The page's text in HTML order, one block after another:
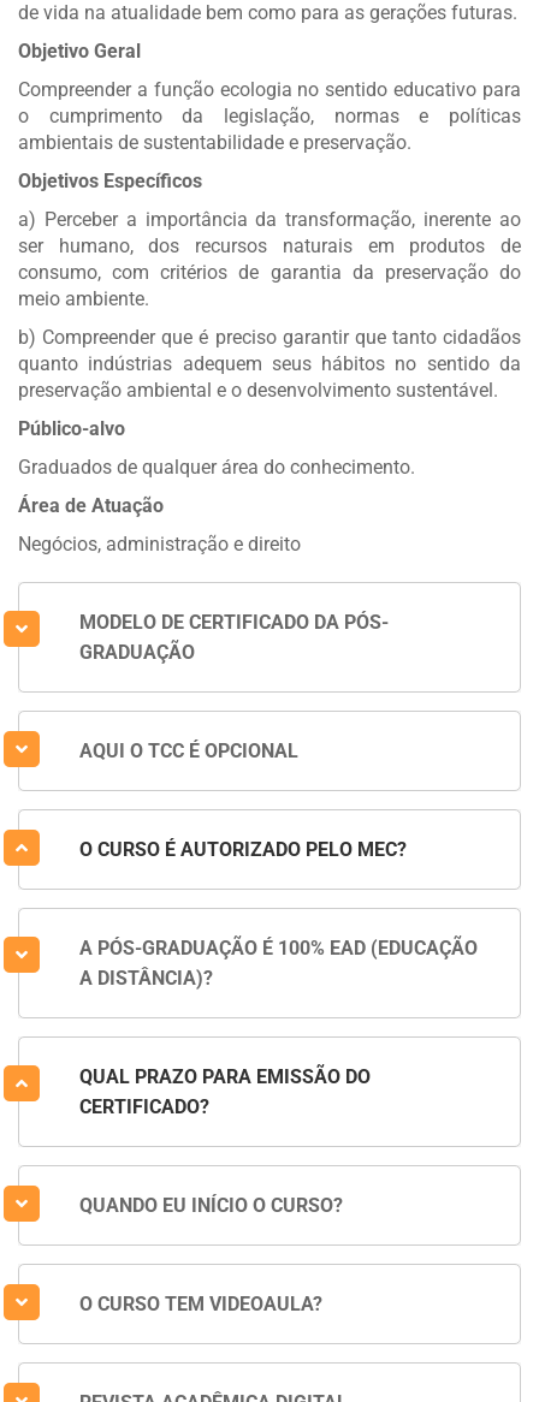
de vida na atualidade bem como para as gerações futuras.
Objetivo Geral
Compreender a função ecologia no sentido educativo para
o cumprimento da legislação, normas e políticas
ambientais de sustentabilidade e preservação.
Objetivos Específicos
a) Perceber a importância da transformação, inerente ao
ser humano, dos recursos naturais em produtos de
consumo, com critérios de garantia da preservação do
meio ambiente.
b) Compreender que é preciso garantir que tanto cidadãos
quanto indústrias adequem seus hábitos no sentido da
preservação ambiental e o desenvolvimento sustentável.
Público-alvo
Graduados de qualquer área do conhecimento.
Área de Atuação
Negócios, administração e direito
MODELO DE CERTIFICADO DA PÓS-
GRADUAÇÃO
AQUI O TCC É OPCIONAL
O CURSO É AUTORIZADO PELO MEC?
A PÓS-GRADUAÇÃO É 100% EAD (EDUCAÇÃO
A DISTÂNCIA)?
QUAL PRAZO PARA EMISSÃO DO
CERTIFICADO?
QUANDO EU INÍCIO O CURSO?
O CURSO TEM VIDEOAULA?